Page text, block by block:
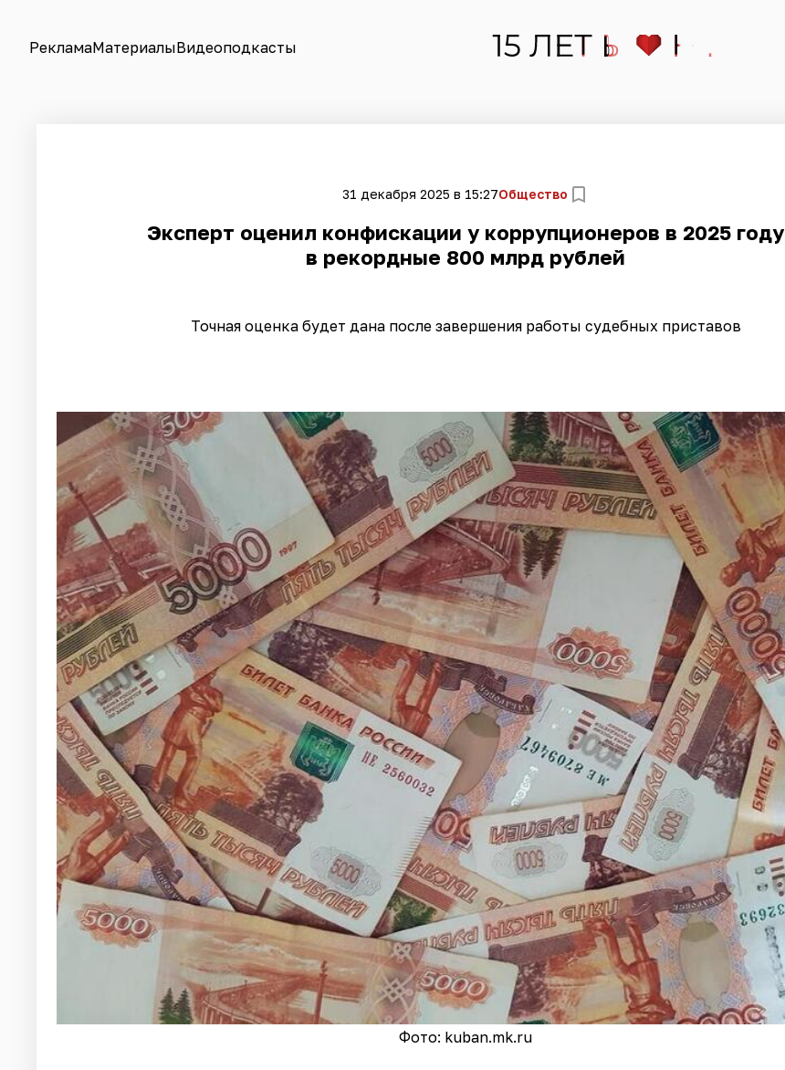
РекламаМатериалыВидеоподкасты
31 декабря 2025 в 15:27Общество
Эксперт оценил конфискации у коррупционеров в 2025 году
в рекордные 800 млрд рублей
Точная оценка будет дана после завершения работы судебных приставов
Фото: kuban.mk.ru